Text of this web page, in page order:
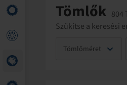
Tömlők 804
Szűkítse a keresési
Tömlőméret